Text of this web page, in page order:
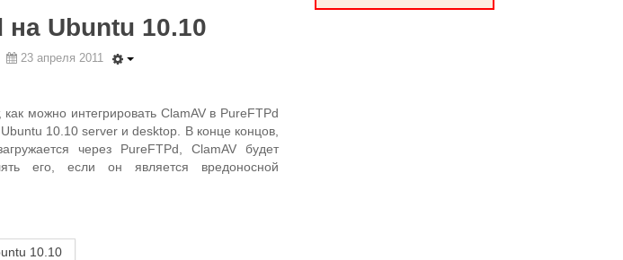
на Ubuntu 10.10
23 апреля 2011
как можно интегрировать ClamAV в PureFTPd
10.10 server и desktop. В конце концов,
через PureFTPd, ClamAV будет
его, если он является вредоносной
10.10